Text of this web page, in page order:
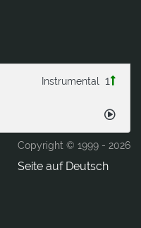
1
Instrumental
Copyright © 1999 - 2026
Seite auf Deutsch